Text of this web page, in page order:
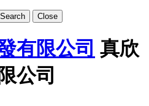
Search Close
有限公司 真欣
公司